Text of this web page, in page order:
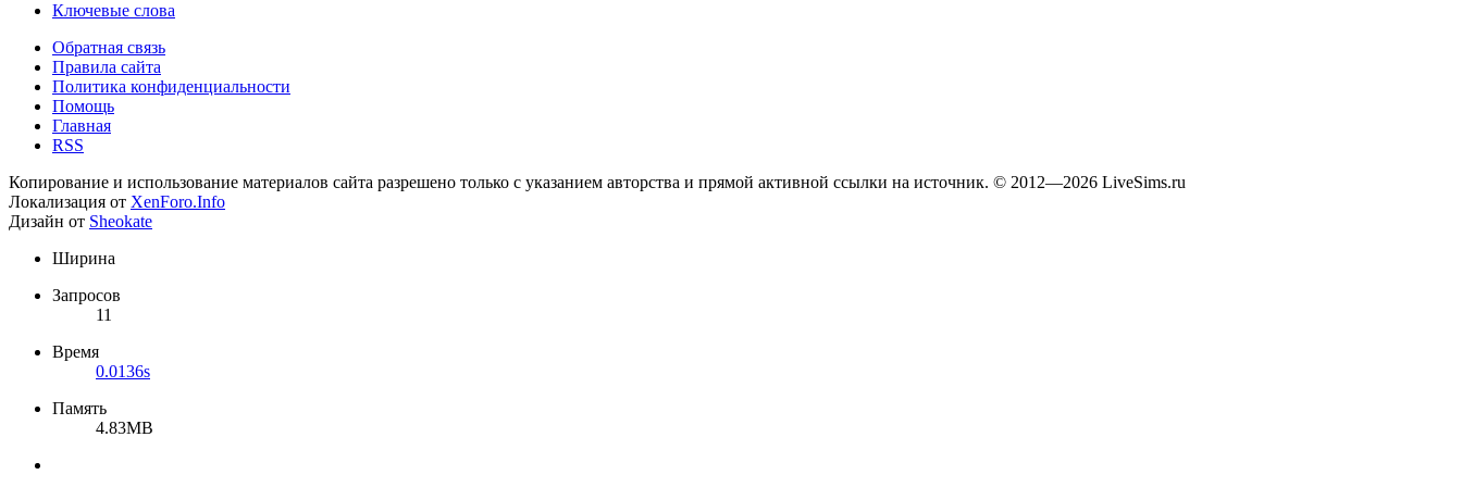
Ключевые слова
Обратная связь
Правила сайта
Политика конфиденциальности
Помощь
Главная
RSS
Копирование и использование материалов сайта разрешено только с указанием авторства и прямой активной ссылки на источник. © 2012—2026 LiveSims.ru
Локализация от XenForo.Info
Дизайн от Sheokate
Ширина
Запросов
11
Время
0.0136s
Память
4.83MB